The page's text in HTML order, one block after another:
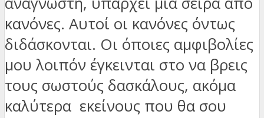
κανόνες. Αυτοί οι κανόνες όντως
διδάσκονται. Οι όποιες αμφιβολίες
μου λοιπόν έγκεινται στο να βρεις
τους σωστούς δασκάλους, ακόμα
καλύτερα εκείνους που θα σου